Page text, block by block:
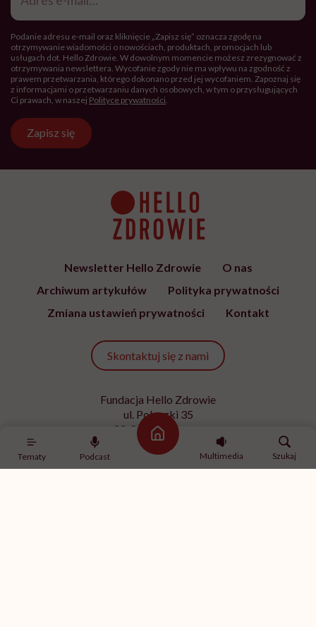
Tematy Podcast
Strona główna
Multimedia
Szukaj
mail*
Podanie adresu e-mail oraz kliknięcie „Zapisz się” oznacza zgodę na
otrzymywanie wiadomości o nowościach, produktach, promocjach lub
usługach dot. Hello Zdrowie. W dowolnym momencie możesz zrezygnować z
otrzymywania newslettera. Wycofanie zgody nie ma wpływu na zgodność z
prawem przetwarzania, którego dokonano przed jej wycofaniem. Zapoznaj się
z informacjami o przetwarzaniu danych osobowych, w tym o przysługujących
Ci prawach, w naszej Polityce prywatności
Zapisz się
Newsletter Hello Zdrowie
O nas
Archiwum artykułów
Polityka prywatności
Zmiana ustawień prywatności
Kontakt
Skontaktuj się z nami
Fundacja Hello Zdrowie
ul. Poleczki 35
02-822 Warszawa
NIP 9512613236
Kontakt z redakcją